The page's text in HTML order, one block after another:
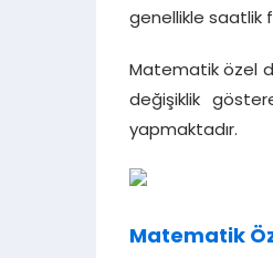
genellikle saatlik
Matematik özel
değişiklik
yapmaktadır.
Matematik